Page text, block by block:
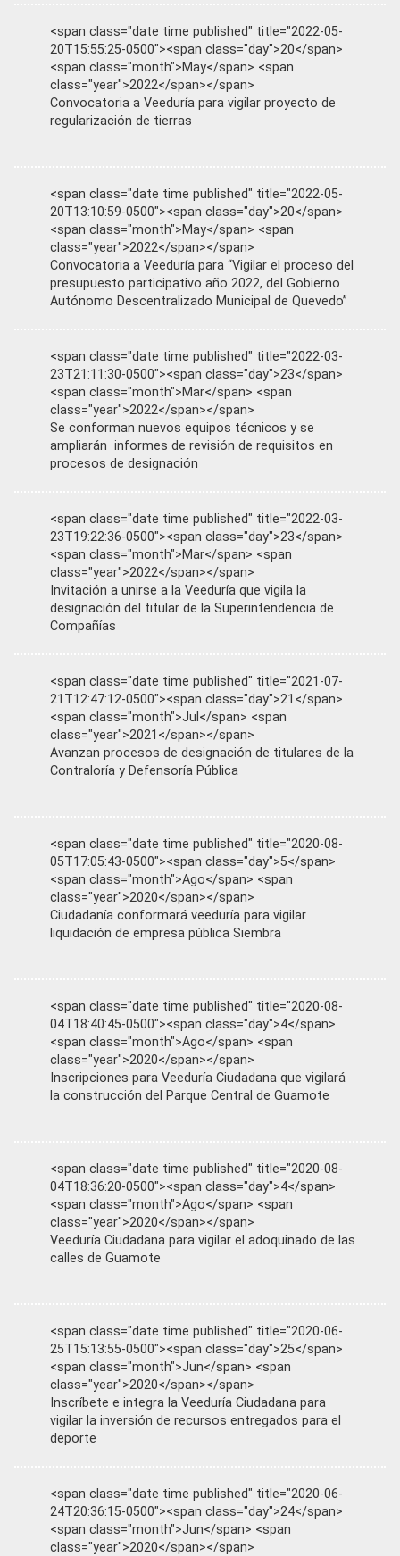
<span class="date time published" title="2022-05-
20T15:55:25-0500"><span class="day">20</span>
<span class="month">May</span> <span
class="year">2022</span></span>
Convocatoria a Veeduría para vigilar proyecto de
regularización de tierras
<span class="date time published" title="2022-05-
20T13:10:59-0500"><span class="day">20</span>
<span class="month">May</span> <span
class="year">2022</span></span>
Convocatoria a Veeduría para “Vigilar el proceso del
presupuesto participativo año 2022, del Gobierno
Autónomo Descentralizado Municipal de Quevedo”
<span class="date time published" title="2022-03-
23T21:11:30-0500"><span class="day">23</span>
<span class="month">Mar</span> <span
class="year">2022</span></span>
Se conforman nuevos equipos técnicos y se
ampliarán informes de revisión de requisitos en
procesos de designación
<span class="date time published" title="2022-03-
23T19:22:36-0500"><span class="day">23</span>
<span class="month">Mar</span> <span
class="year">2022</span></span>
Invitación a unirse a la Veeduría que vigila la
designación del titular de la Superintendencia de
Compañías
<span class="date time published" title="2021-07-
21T12:47:12-0500"><span class="day">21</span>
<span class="month">Jul</span> <span
class="year">2021</span></span>
Avanzan procesos de designación de titulares de la
Contraloría y Defensoría Pública
<span class="date time published" title="2020-08-
05T17:05:43-0500"><span class="day">5</span>
<span class="month">Ago</span> <span
class="year">2020</span></span>
Ciudadanía conformará veeduría para vigilar
liquidación de empresa pública Siembra
<span class="date time published" title="2020-08-
04T18:40:45-0500"><span class="day">4</span>
<span class="month">Ago</span> <span
class="year">2020</span></span>
Inscripciones para Veeduría Ciudadana que vigilará
la construcción del Parque Central de Guamote
<span class="date time published" title="2020-08-
04T18:36:20-0500"><span class="day">4</span>
<span class="month">Ago</span> <span
class="year">2020</span></span>
Veeduría Ciudadana para vigilar el adoquinado de las
calles de Guamote
<span class="date time published" title="2020-06-
25T15:13:55-0500"><span class="day">25</span>
<span class="month">Jun</span> <span
class="year">2020</span></span>
Inscríbete e integra la Veeduría Ciudadana para
vigilar la inversión de recursos entregados para el
deporte
<span class="date time published" title="2020-06-
24T20:36:15-0500"><span class="day">24</span>
<span class="month">Jun</span> <span
class="year">2020</span></span>